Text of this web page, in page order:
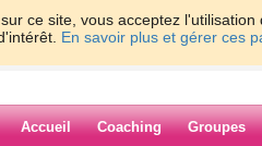
ce site, vous acceptez
En savoir plus et gérer ces
Accueil Coaching Groupes